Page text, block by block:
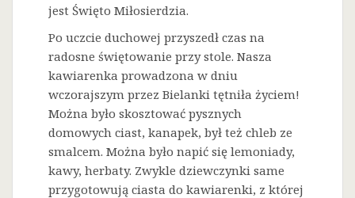
jest Święto Miłosierdzia.
Po uczcie duchowej przyszedł czas na
radosne świętowanie przy stole. Nasza
kawiarenka prowadzona w dniu
wczorajszym przez Bielanki tętniła życiem!
Można było skosztować pysznych
domowych ciast, kanapek, był też chleb ze
smalcem. Można było napić się lemoniady,
kawy, herbaty. Zwykle dziewczynki same
przygotowują ciasta do kawiarenki, z której